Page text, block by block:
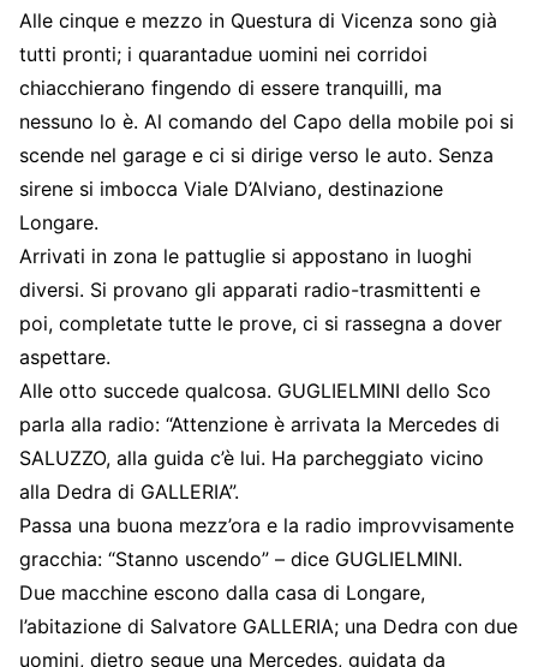
Alle cinque e mezzo in Questura di Vicenza sono già
tutti pronti; i quarantadue uomini nei corridoi
chiacchierano fingendo di essere tranquilli, ma
nessuno lo è. Al comando del Capo della mobile poi si
scende nel garage e ci si dirige verso le auto. Senza
sirene si imbocca Viale D’Alviano, destinazione
Longare.
Arrivati in zona le pattuglie si appostano in luoghi
diversi. Si provano gli apparati radio-trasmittenti e
poi, completate tutte le prove, ci si rassegna a dover
aspettare.
Alle otto succede qualcosa. GUGLIELMINI dello Sco
parla alla radio: “Attenzione è arrivata la Mercedes di
SALUZZO, alla guida c’è lui. Ha parcheggiato vicino
alla Dedra di GALLERIA”.
Passa una buona mezz’ora e la radio improvvisamente
gracchia: “Stanno uscendo” – dice GUGLIELMINI.
Due macchine escono dalla casa di Longare,
l’abitazione di Salvatore GALLERIA; una Dedra con due
uomini, dietro segue una Mercedes, guidata da